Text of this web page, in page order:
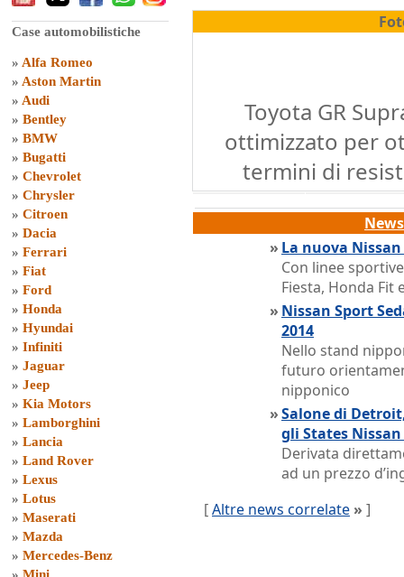
Case automobilistiche
» Alfa Romeo
» Aston Martin
» Audi
» Bentley
» BMW
» Bugatti
» Chevrolet
» Chrysler
» Citroen
» Dacia
» Ferrari
» Fiat
» Ford
» Honda
» Hyundai
» Infiniti
» Jaguar
» Jeep
» Kia Motors
» Lamborghini
» Lancia
» Land Rover
» Lexus
» Lotus
» Maserati
» Mazda
» Mercedes-Benz
Toyota GR
ottimizzato per
termini di
» La nuova Nissan
Con linee
Fiesta, Honda Fit
» Nissan Sport
2014
Nello stand
futuro
nipponico
»Salone di
gli States
Derivata
ad un prezzo
[Altre news correlate » ]